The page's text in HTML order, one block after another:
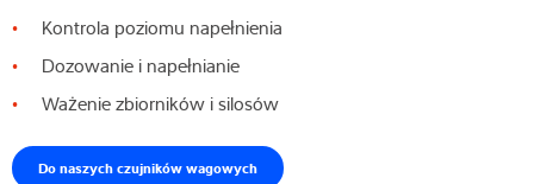
Kontrola poziomu napełnienia
Dozowanie i napełnianie
Ważenie zbiorników i silosów
Do naszych czujników wagowych